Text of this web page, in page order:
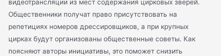
видеотрансляции из мест содержания цирковых зверей.
Общественники получат право присутствовать на
репетициях номеров дрессировщиков, а при крупных
цирках будут организованы общественные советы. Как
поясняют авторы инициативы, это поможет снизить